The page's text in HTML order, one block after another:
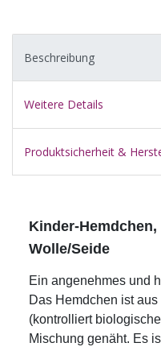
Beschreibung
Weitere Details
Produktsicherheit &
Kinder-
Wolle/Seide
Ein angenehmes und
Das Hemdchen ist
(kontrolliert
Mischung genäht. Es